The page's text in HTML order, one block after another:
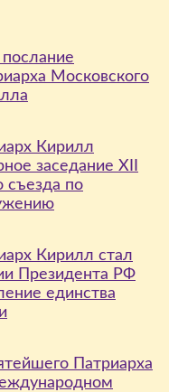
Московского
Кирилл
заседание XII
съезда по
Кирилл стал
Президента РФ
единства
Патриарха